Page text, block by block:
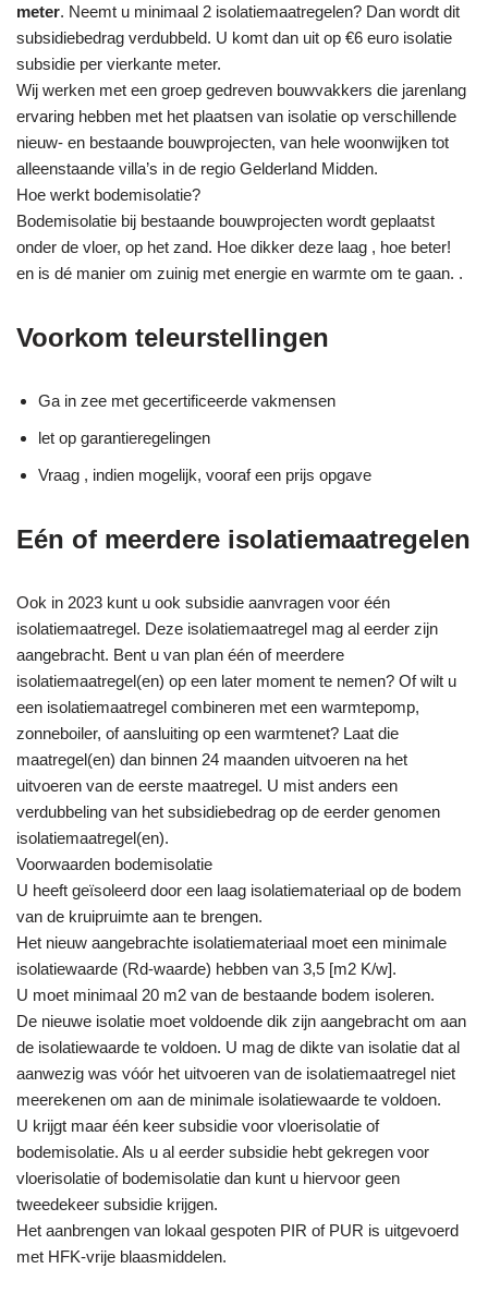
meter. Neemt u minimaal 2 isolatiemaatregelen? Dan wordt dit
subsidiebedrag verdubbeld. U komt dan uit op €6 euro isolatie
subsidie per vierkante meter.
Wij werken met een groep gedreven bouwvakkers die jarenlang
ervaring hebben met het plaatsen van isolatie op verschillende
nieuw- en bestaande bouwprojecten, van hele woonwijken tot
alleenstaande villa’s in de regio Gelderland Midden.
Hoe werkt bodemisolatie?
Bodemisolatie bij bestaande bouwprojecten wordt geplaatst
onder de vloer, op het zand. Hoe dikker deze laag , hoe beter!
en is dé manier om zuinig met energie en warmte om te gaan. .
Voorkom teleurstellingen
Ga in zee met gecertificeerde vakmensen
let op garantieregelingen
Vraag , indien mogelijk, vooraf een prijs opgave
Eén of meerdere isolatiemaatregelen
Ook in 2023 kunt u ook subsidie aanvragen voor één
isolatiemaatregel. Deze isolatiemaatregel mag al eerder zijn
aangebracht. Bent u van plan één of meerdere
isolatiemaatregel(en) op een later moment te nemen? Of wilt u
een isolatiemaatregel combineren met een warmtepomp,
zonneboiler, of aansluiting op een warmtenet? Laat die
maatregel(en) dan binnen 24 maanden uitvoeren na het
uitvoeren van de eerste maatregel. U mist anders een
verdubbeling van het subsidiebedrag op de eerder genomen
isolatiemaatregel(en).
Voorwaarden bodemisolatie
U heeft geïsoleerd door een laag isolatiemateriaal op de bodem
van de kruipruimte aan te brengen.
Het nieuw aangebrachte isolatiemateriaal moet een minimale
isolatiewaarde (Rd-waarde) hebben van 3,5 [m2 K/w].
U moet minimaal 20 m2 van de bestaande bodem isoleren.
De nieuwe isolatie moet voldoende dik zijn aangebracht om aan
de isolatiewaarde te voldoen. U mag de dikte van isolatie dat al
aanwezig was vóór het uitvoeren van de isolatiemaatregel niet
meerekenen om aan de minimale isolatiewaarde te voldoen.
U krijgt maar één keer subsidie voor vloerisolatie of
bodemisolatie. Als u al eerder subsidie hebt gekregen voor
vloerisolatie of bodemisolatie dan kunt u hiervoor geen
tweedekeer subsidie krijgen.
Het aanbrengen van lokaal gespoten PIR of PUR is uitgevoerd
met HFK-vrije blaasmiddelen.